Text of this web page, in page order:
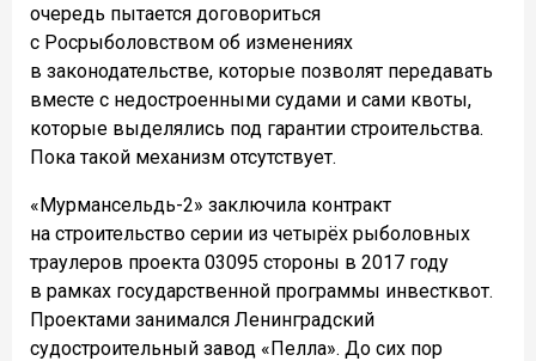
очередь пытается договориться
с Росрыболовством об изменениях
в законодательстве, которые позволят передавать
вместе с недостроенными судами и сами квоты,
которые выделялись под гарантии строительства.
Пока такой механизм отсутствует.
«Мурмансельдь-2» заключила контракт
на строительство серии из четырёх рыболовных
траулеров проекта 03095 стороны в 2017 году
в рамках государственной программы инвестквот.
Проектами занимался Ленинградский
судостроительный завод «Пелла». До сих пор